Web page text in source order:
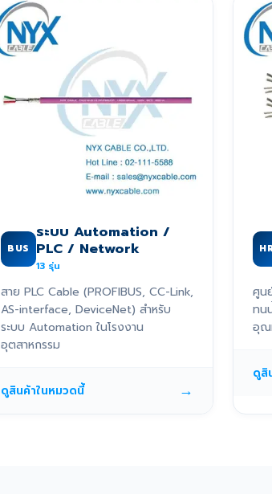
BUS
ระบบ Automation /
PLC / Network
13 รุ่น
สาย PLC Cable (PROFIBUS, CC-Link,
AS-interface, DeviceNet) สำหรับ
ระบบ Automation ในโรงงาน
อุตสาหกรรม
ดูสินค้าในหมวดนี้ →
ศูน
ทน
อุณ
ดูสิ